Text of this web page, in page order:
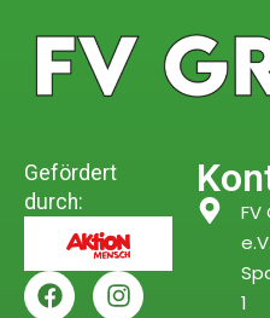
Gefördert
durch:
FV
e.V.
1